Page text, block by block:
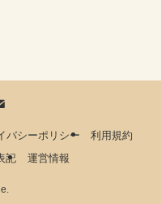
バシーポリシー
利用規約
記
運営情報